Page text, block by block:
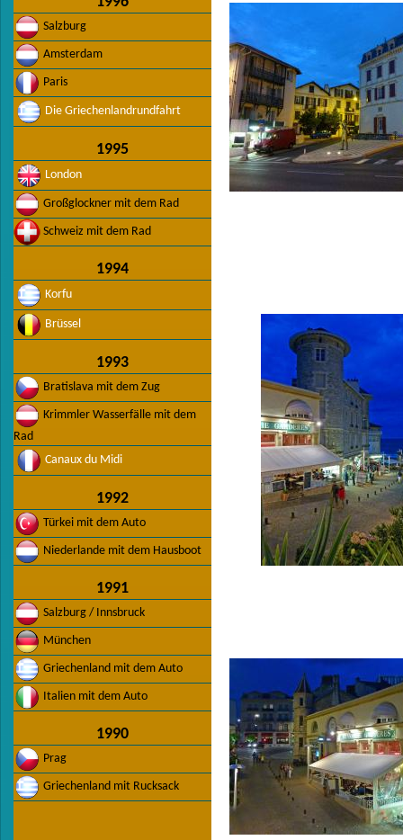
Salzburg
Amsterdam
Paris
Die Griechenlandrundfahrt
1995
London
Großglockner mit dem Rad
Schweiz mit dem Rad
1994
Korfu
Brüssel
1993
Bratislava mit dem Zug
Krimmler Wasserfälle mit dem
Rad
Canaux du Midi
1992
Türkei mit dem Auto
Niederlande mit dem Hausboot
1991
Salzburg / Innsbruck
München
Griechenland mit dem Auto
Italien mit dem Auto
1990
Prag
Griechenland mit Rucksack